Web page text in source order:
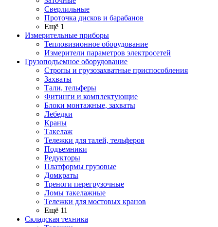
Сверлильные
Проточка дисков и барабанов
Ещё 1
Измерительные приборы
Тепловизионное оборудование
Измерители параметров электросетей
Грузоподъемное оборудование
Стропы и грузозахватные приспособления
Захваты
Тали, тельферы
Фитинги и комплектующие
Блоки монтажные, захваты
Лебедки
Краны
Такелаж
Тележки для талей, тельферов
Подъемники
Редукторы
Платформы грузовые
Домкраты
Треноги перегрузочные
Ломы такелажные
Тележки для мостовых кранов
Ещё 11
Складская техника